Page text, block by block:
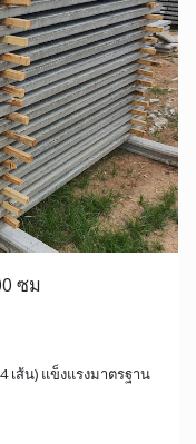
ซม
เส้น) แข็งแรงมาตรฐาน